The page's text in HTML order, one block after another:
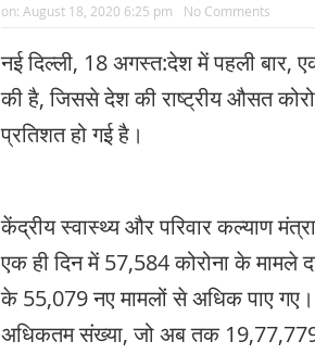
on: August 18, 2020 6:25 pm No Comments
नई दिल्ली, 18 अगस्त:देश में पहली बार,
की है, जिससे देश की राष्ट्रीय औसत
प्रतिशत हो गई है।
केंद्रीय स्वास्थ्य और परिवार कल्याण
एक ही दिन में 57,584 कोरोना के
के 55,079 नए मामलों से अधिक पाए गए।
अधिकतम संख्या, जो अब तक